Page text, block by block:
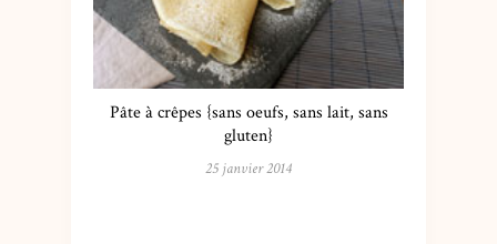
Pâte à crêpes {sans oeufs, sans lait, sans
gluten}
25 janvier 2014